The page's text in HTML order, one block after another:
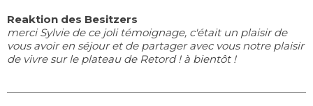
Reaktion des Besitzers
merci Sylvie de ce joli témoignage, c'était un plaisir de
vous avoir en séjour et de partager avec vous notre plaisir
de vivre sur le plateau de Retord ! à bientôt !